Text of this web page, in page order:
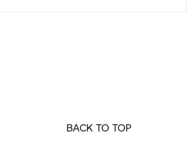
BACK TO TOP